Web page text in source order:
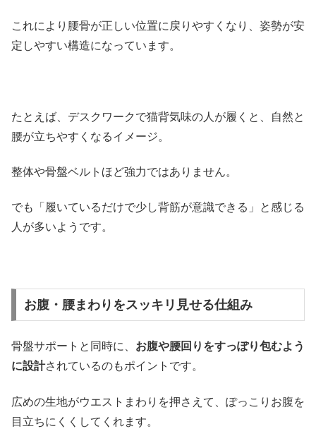
これにより腰骨が正しい位置に戻りやすくなり、姿勢が安
定しやすい構造になっています。
たとえば、デスクワークで猫背気味の人が履くと、自然と
腰が立ちやすくなるイメージ。
整体や骨盤ベルトほど強力ではありません。
でも「履いているだけで少し背筋が意識できる」と感じる
人が多いようです。
お腹・腰まわりをスッキリ見せる仕組み
骨盤サポートと同時に、 お腹や腰回りをすっぽり包むよう
に設計されているのもポイントです。
広めの生地がウエストまわりを押さえて、ぽっこりお腹を
目立ちにくくしてくれます。